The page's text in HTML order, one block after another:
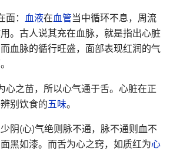
： 血液在血管当中循环不息，周流
。古人说其充在血脉，就是指出心脏
血脉的循行旺盛，面部表现红润的气
心之苗，所以心气通于舌。心脏在正
别饮食的五味。
阴(心)气绝则脉不通，脉不通则血不
黑如漆。而舌为心之窍，如质红为心